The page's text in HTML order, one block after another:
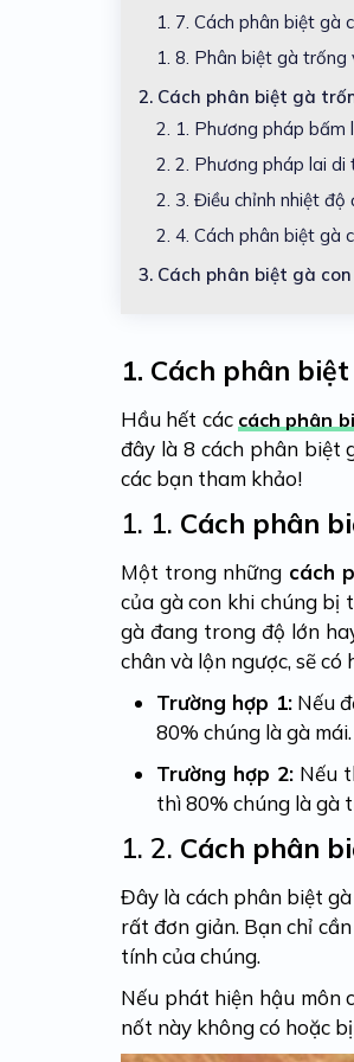
1. 7. Cách phân biệt gà
1. 8. Phân biệt gà trống
2. Cách phân biệt gà
2. 1. Phương pháp bấm
2. 2. Phương pháp lai di
2. 3. Điều chỉnh nhiệt độ
2. 4. Cách phân biệt gà
3. Cách phân biệt gà
1. Cách phân
Hầu hết các cách phân
đây là 8 cách phân biệt
các bạn tham khảo!
1. 1. Cách phân
Một trong những cách
của gà con khi chúng bị
gà đang trong độ lớn
chân và lộn ngược, sẽ có
Trường hợp 1:Nếu
80% chúng là gà mái.
Trường hợp 2: Nếu
thì 80% chúng là gà
1. 2. Cách phân
Đây là cách phân biệt
rất đơn giản. Bạn chỉ
tính của chúng.
Nếu phát hiện hậu môn
nốt này không có hoặc